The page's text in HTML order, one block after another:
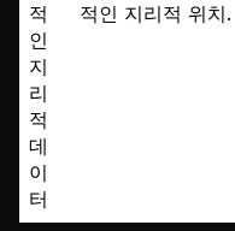
적
인
지
리
적
데
이
터
적인 지리적 위치.